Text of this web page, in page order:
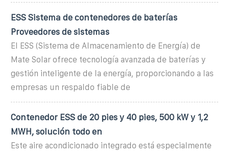
ESS Sistema de contenedores de baterías
Proveedores de sistemas
El ESS (Sistema de Almacenamiento de Energía) de
Mate Solar ofrece tecnología avanzada de baterías y
gestión inteligente de la energía, proporcionando a las
empresas un respaldo fiable de
Contenedor ESS de 20 pies y 40 pies, 500 kW y 1,2
MWH, solución todo en
Este aire acondicionado integrado está especialmente